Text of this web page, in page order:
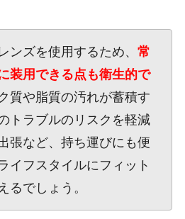
ンズを使用するため、 常
装用できる点も衛生的で
質や脂質の汚れが蓄積す
トラブルのリスクを軽減
張など、持ち運びにも便
イフスタイルにフィット
るでしょう。